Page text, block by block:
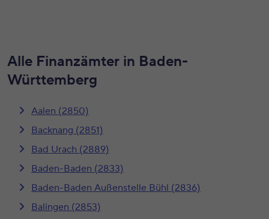
Alle Finanzämter in Baden-
Württemberg
Aalen (2850)
Backnang (2851)
Bad Urach (2889)
Baden-Baden (2833)
Baden-Baden Außenstelle Bühl (2836)
Balingen (2853)